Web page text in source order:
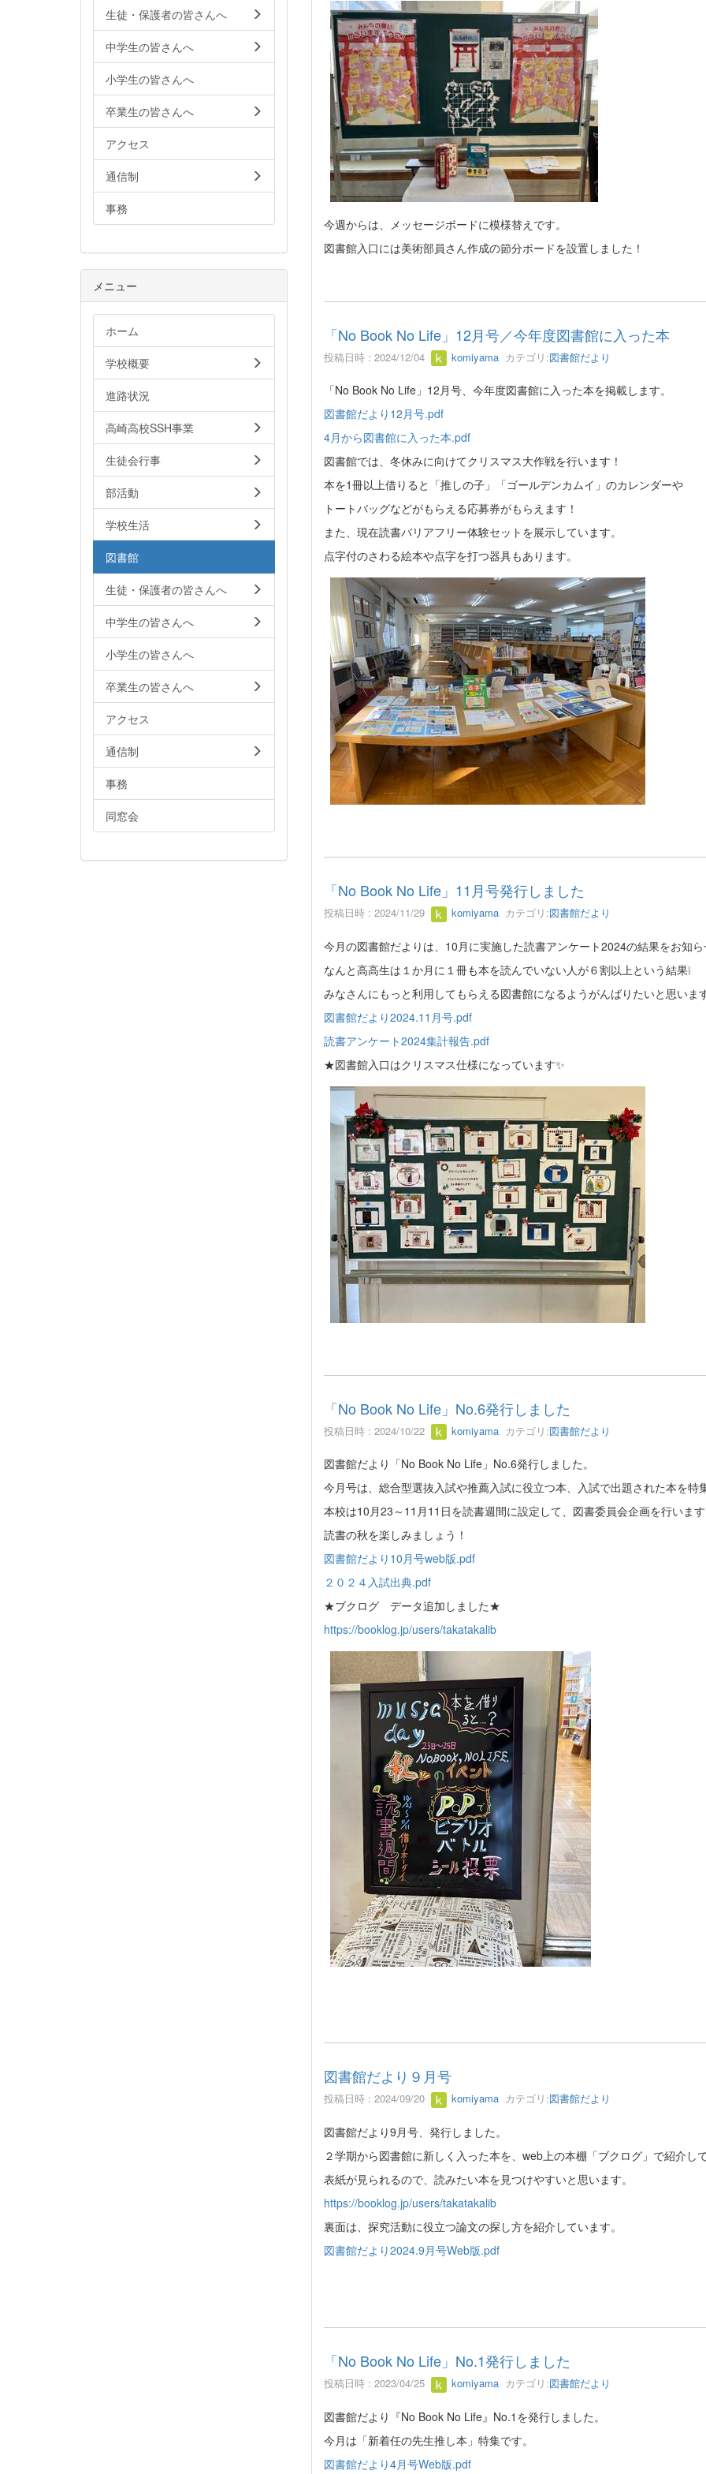
今週からは、メッセージボードに模様替えです。
図書館入口には美術部員さん作成の節分ボードを設置しました！
「No Book No Life」12月号／今年度図書館に入った本
投稿日時 : 2024/12/04 komiyamaカテゴリ:図書館だより
「No Book No Life」12月号、今年度図書館に入った本を掲載します。
図書館だより12月号.pdf
4月から図書館に入った本.pdf
図書館では、冬休みに向けてクリスマス大作戦を行います！
本を1冊以上借りると「推しの子」「ゴールデンカムイ」のカレンダーや
トートバッグなどがもらえる応募券がもらえます！
また、現在読書バリアフリー体験セットを展示しています。
点字付のさわる絵本や点字を打つ器具もあります。
「No Book No Life」11月号発行しました
投稿日時 : 2024/11/29 komiyamaカテゴリ:図書館だより
今月の図書館だよりは、10月に実施した読書アンケート2024の結果をお知ら
なんと高高生は１か月に１冊も本を読んでいない人が６割以上という結果❕
みなさんにもっと利用してもらえる図書館になるようがんばりたいと思います
図書館だより2024.11月号.pdf
読書アンケート2024集計報告.pdf
★図書館入口はクリスマス仕様になっています✨
「No Book No Life」No.6発行しました
投稿日時 : 2024/10/22 komiyamaカテゴリ:図書館だより
図書館だより「No Book No Life」No.6発行しました。
今月号は、総合型選抜入試や推薦入試に役立つ本、入試で出題された本を特
本校は10月23～11月11日を読書週間に設定して、図書委員会企画を行います
読書の秋を楽しみましょう！
図書館だより10月号web版.pdf
２０２４入試出典.pdf
★ブクログ データ追加しました★
https://booklog.jp/users/takatakalib
図書館だより９月号
投稿日時 : 2024/09/20 komiyamaカテゴリ:図書館だより
図書館だより9月号、発行しました。
２学期から図書館に新しく入った本を、web上の本棚「ブクログ」で紹介して
表紙が見られるので、読みたい本を見つけやすいと思います。
https://booklog.jp/users/takatakalib
裏面は、探究活動に役立つ論文の探し方を紹介しています。
図書館だより2024.9月号Web版.pdf
「No Book No Life」No.1発行しました
投稿日時 : 2023/04/25 komiyamaカテゴリ:図書館だより
図書館だより『No Book No Life』No.1を発行しました。
今月は「新着任の先生推し本」特集です。
図書館だより4月号Web版.pdf
生徒・保護者の皆さんへ
中学生の皆さんへ
小学生の皆さんへ
卒業生の皆さんへ
アクセス
通信制
事務
メニュー
ホーム
学校概要
進路状況
高崎高校SSH事業
生徒会行事
部活動
学校生活
図書館
生徒・保護者の皆さんへ
中学生の皆さんへ
小学生の皆さんへ
卒業生の皆さんへ
アクセス
通信制
事務
同窓会